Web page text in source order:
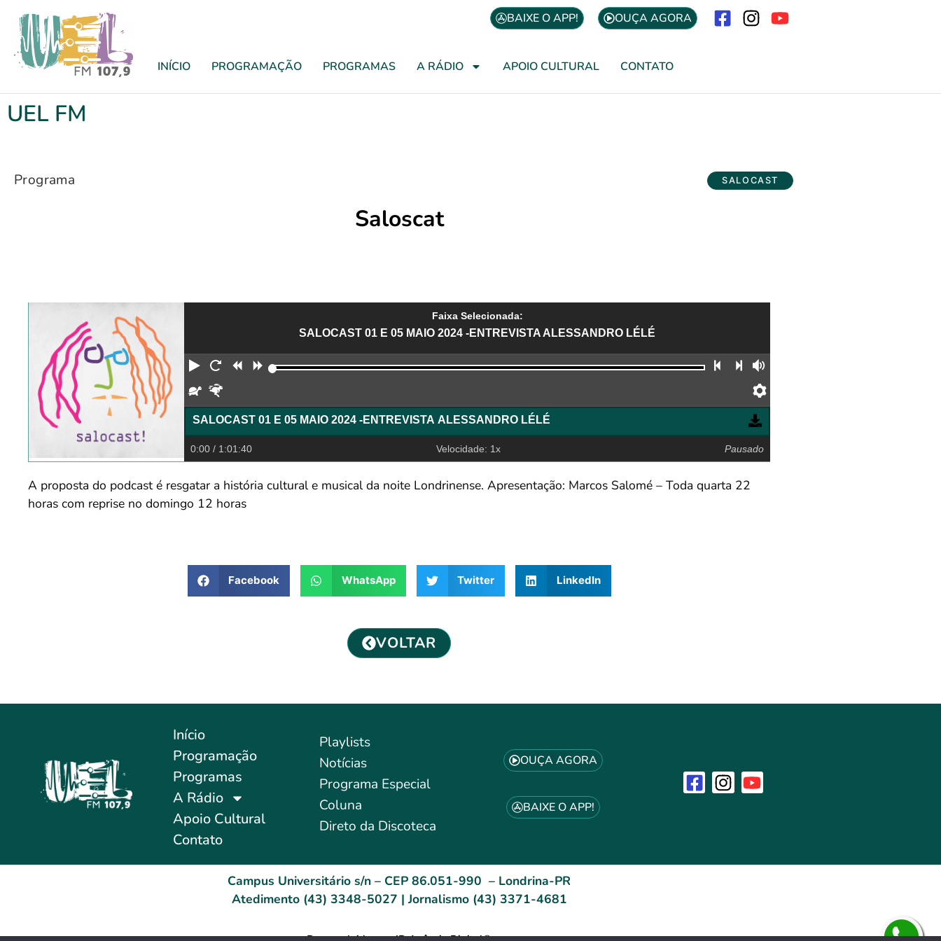
BAIXE O APP! OUÇA AGORA
INÍCIO PROGRAMAÇÃO PROGRAMAS A RÁDIO APOIO CULTURAL CONTATO
UEL FM
Programa SALOCAST
Saloscat
Faixa Selecionada:
SALOCAST 01 E 05 MAIO 2024 -ENTREVISTA ALESSANDRO LÉLÉ
Reproduzir
Reiniciar
Retroceder
Avançar Faixa anterior
Próxima faixa
Devagar
Preferências
SALOCAST 01 E 05 MAIO 2024 -ENTREVISTA ALESSANDRO LÉLÉ
0:00 / 1:01:40 Velocidade: 1x Pausado
A proposta do podcast é resgatar a história cultural e musical da noite Londrinense. Apresentação: Marcos Salomé – Toda quarta 22
horas com reprise no domingo 12 horas
Facebook WhatsApp Twitter LinkedIn
VOLTAR
Início
Programação
Programas
A Rádio
Apoio Cultural
Contato
Playlists
Notícias
Programa Especial
Coluna
Direto da Discoteca
OUÇA AGORA
BAIXE O APP!
Campus Universitário s/n – CEP 86.051-990 – Londrina-PR
Atedimento (43) 3348-5027 | Jornalismo (43) 3371-4681